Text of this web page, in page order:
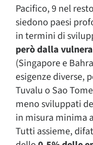
Pacifico, 9 nel
siedono paesi
in termini di
però dalla
(Singapore e
esigenze diverse,
Tuvalu o Sao
meno sviluppati
in misura minima
Tutti assieme,